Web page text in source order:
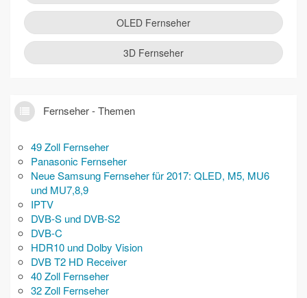
OLED Fernseher
3D Fernseher
Fernseher - Themen
49 Zoll Fernseher
Panasonic Fernseher
Neue Samsung Fernseher für 2017: QLED, M5, MU6
und MU7,8,9
IPTV
DVB-S und DVB-S2
DVB-C
HDR10 und Dolby Vision
DVB T2 HD Receiver
40 Zoll Fernseher
32 Zoll Fernseher